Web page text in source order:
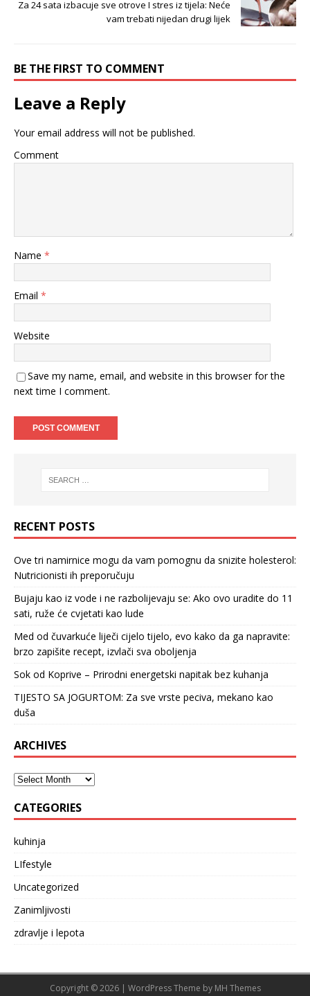
Za 24 sata izbacuje sve otrove I stres iz tijela: Neće
vam trebati nijedan drugi lijek
BE THE FIRST TO COMMENT
Leave a Reply
Your email address will not be published.
Comment
Name *
Email *
Website
Save my name, email, and website in this browser for the
next time I comment.
RECENT POSTS
Ove tri namirnice mogu da vam pomognu da snizite holesterol:
Nutricionisti ih preporučuju
Bujaju kao iz vode i ne razbolijevaju se: Ako ovo uradite do 11
sati, ruže će cvjetati kao lude
Med od čuvarkuće liječi cijelo tijelo, evo kako da ga napravite:
brzo zapišite recept, izvlači sva oboljenja
Sok od Koprive – Prirodni energetski napitak bez kuhanja
TIJESTO SA JOGURTOM: Za sve vrste peciva, mekano kao
duša
ARCHIVES
CATEGORIES
kuhinja
LIfestyle
Uncategorized
Zanimljivosti
zdravlje i lepota
Copyright © 2026 | WordPress Theme by MH Themes